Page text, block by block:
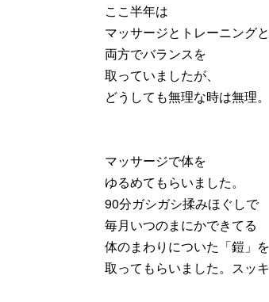
ここ半年は
マッサージとトレーニング
両方でバランスを
取っていましたが、
どうしても無理な時は無理。
マッサージで体を
ゆるめてもらいました。
90分ガシガシ揉みほぐしで
毎月いつのまにかできてる
体のまわりについた「鎧」を
取ってもらいました。スッキ